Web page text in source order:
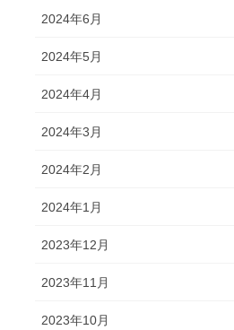
2024年6月
2024年5月
2024年4月
2024年3月
2024年2月
2024年1月
2023年12月
2023年11月
2023年10月